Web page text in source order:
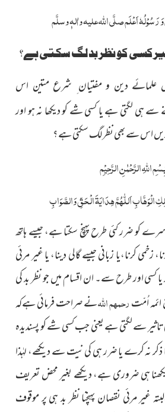
وَ رَسُوْلُہٗ اَعْلَمصلَّی اللہ علیہ واٰلہٖ وسلَّم
علمائے دین و مفتیان ِ شرع متین اس
سے ہی لگتی ہے یا کسی شے کو دیکھا نہ ہو اور
اس سے بھی نظر لگ سکتی ہے ؟
اللّٰہِ الرَّحْمٰنِ الرَّحِیْمِ
الْوَھَّابِ اَللّٰھُمَّ ھِدَایَۃَ الْحَقِّ وَالصَّوَابِ
ضرر کئی طرح پہنچ سکتا ہے، جیسے ہاتھ
زخمی کرنا،یا زبانی جیسے گالی دینا، یا غیر مرئی
یا کسی اور طرح سے۔ ان اقسام میں جو نظر بد کی
اُمّترحمہم اللہنے صراحت فرمائی ہےکہ
تاثیر سے لگتی ہے یعنی جب کسی شے کو پسندیدہ
ذکر نہ کرے یا ضرر ہی کی نیت سے دیکھے، لہٰذا
ہی ضروری ہے، دیکھے بغیر محض تعریف
غیر مرئی نقصان پہنچنا نظر بد ہی پر موقوف